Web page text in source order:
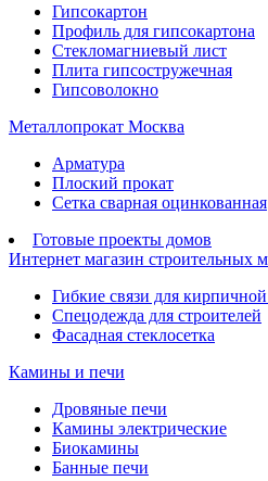
Гипсокартон
Профиль для гипсокартона
Стекломагниевый лист
Плита гипсостружечная
Гипсоволокно
Металлопрокат Москва
Арматура
Плоский прокат
Сетка сварная оцинкованная
Готовые проекты домов
Интернет магазин строительных
Гибкие связи для
Спецодежда для строителей
Фасадная стеклосетка
Камины и печи
Дровяные печи
Камины электрические
Биокамины
Банные печи